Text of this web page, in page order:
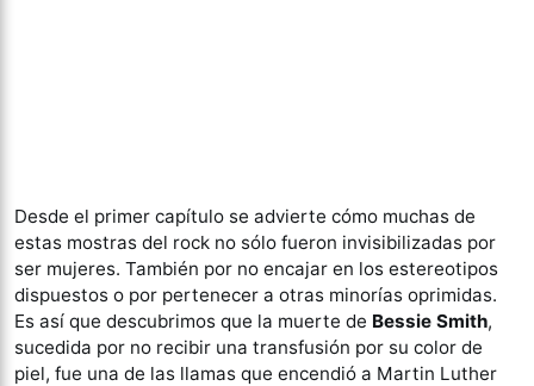
Desde el primer capítulo se advierte cómo muchas de
estas mostras del rock no sólo fueron invisibilizadas por
ser mujeres. También por no encajar en los estereotipos
dispuestos o por pertenecer a otras minorías oprimidas.
Es así que descubrimos que la muerte de Bessie Smith,
sucedida por no recibir una transfusión por su color de
piel, fue una de las llamas que encendió a Martin Luther